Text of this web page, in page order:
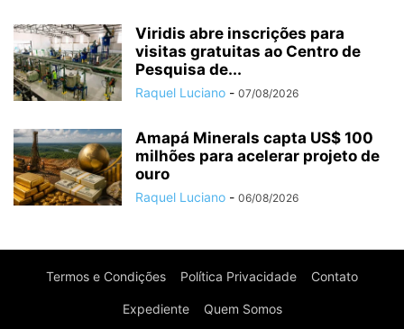
Viridis abre inscrições para
visitas gratuitas ao Centro de
Pesquisa de...
Raquel Luciano - 07/08/2026
Amapá Minerals capta US$ 100
milhões para acelerar projeto de
ouro
Raquel Luciano - 06/08/2026
Termos e Condições Política Privacidade Contato
Expediente Quem Somos